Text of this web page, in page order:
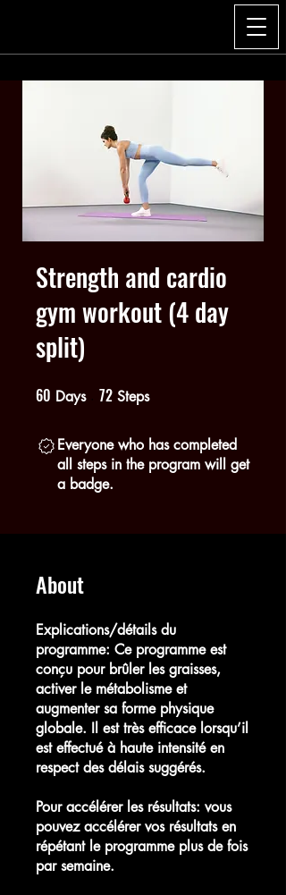
Strength and cardio
gym workout (4 day
split)
60 Days 60 Days
72 Steps
Everyone who has completed
all steps in the program will get
a badge.
About
Explications/détails du
programme: Ce programme est
conçu pour brûler les graisses,
activer le métabolisme et
augmenter sa forme physique
globale. Il est très efficace lorsqu’il
est effectué à haute intensité en
respect des délais suggérés.
Pour accélérer les résultats: vous
pouvez accélérer vos résultats en
répétant le programme plus de fois
par semaine.